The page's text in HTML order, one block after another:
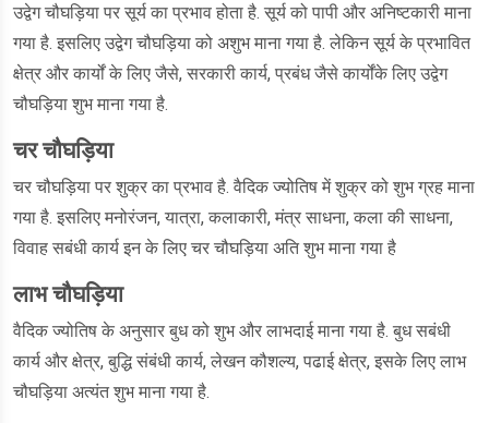
उद्वेग चौघड़िया पर सूर्य का प्रभाव होता है. सूर्य को पापी और अनिष्टकारी माना
गया है. इसलिए उद्वेग चौघड़िया को अशुभ माना गया है. लेकिन सूर्य के प्रभावित
क्षेत्र और कार्यों के लिए जैसे, सरकारी कार्य, प्रबंध जैसे कार्योंके लिए उद्वेग
चौघड़िया शुभ माना गया है.
चर चौघड़िया
चर चौघड़िया पर शुक्र का प्रभाव है. वैदिक ज्योतिष में शुक्र को शुभ ग्रह माना
गया है. इसलिए मनोरंजन, यात्रा, कलाकारी, मंत्र साधना, कला की साधना,
विवाह सबंधी कार्य इन के लिए चर चौघड़िया अति शुभ माना गया है
लाभ चौघड़िया
वैदिक ज्योतिष के अनुसार बुध को शुभ और लाभदाई माना गया है. बुध सबंधी
कार्य और क्षेत्र, बुद्धि संबंधी कार्य, लेखन कौशल्य, पढाई क्षेत्र, इसके लिए लाभ
चौघड़िया अत्यंत शुभ माना गया है.